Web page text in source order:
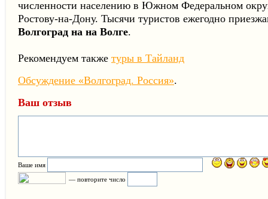
численности населению в Южном Федеральном
Ростову-на-Дону. Тысячи туристов ежегодно
Волгоград на на Волге.
Рекомендуем также туры в Тайланд
Обсуждение «Волгоград. Россия».
Ваш отзыв
Ваше имя
— повторите число